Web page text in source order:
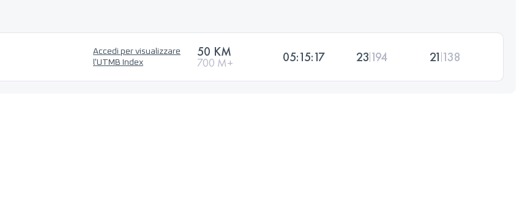
Accedi per visualizzare
l'UTMB Index
50 KM
700 M+ 05:15:17 23 194 21 138